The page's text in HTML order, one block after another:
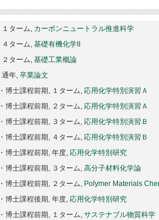
ターム, カーボンニュートラル推進科学
ターム, 基礎有機化学II
ターム, 基礎工業概論
通年, 卒業論文
博士課程前期, １ターム, 応用化学特別演習Ａ
博士課程前期, ２ターム, 応用化学特別演習Ａ
博士課程前期, ３ターム, 応用化学特別演習Ｂ
博士課程前期, ４ターム, 応用化学特別演習Ｂ
博士課程前期, 年度, 応用化学特別研究
博士課程前期, ３ターム, 高分子材料化学論
博士課程前期, ２ターム, Polymer Materials
博士課程後期, 年度, 応用化学特別研究
博士課程前期, １ターム, サステナブル物質科学